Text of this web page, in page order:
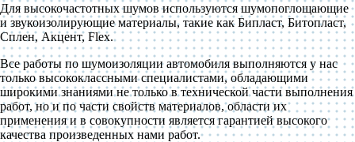
Для высокочастотных шумов используются шумопоглощающие
и звукоизолирующие материалы, такие как Бипласт, Битопласт,
Сплен, Акцент, Flex.
Все работы по шумоизоляции автомобиля выполняются у нас
только высококлассными специалистами, обладающими
широкими знаниями не только в технической части выполнения
работ, но и по части свойств материалов, области их
применения и в совокупности является гарантией высокого
качества произведенных нами работ.